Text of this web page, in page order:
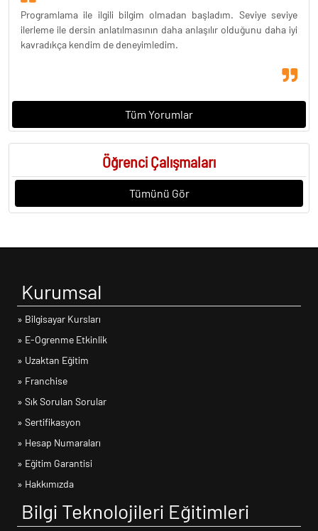
Programlama ile ilgili bilgim olmadan başladım. Seviye seviye
ilerleme ile dersin anlatılmasının daha anlaşılır olduğunu daha iyi
kavradıkça kendim de deneyimledim.
Tüm Yorumlar
Öğrenci Çalışmaları
Tümünü Gör
Kurumsal
» Bilgisayar Kursları
» E-Ogrenme Etkinlik
» Uzaktan Eğitim
» Franchise
» Sık Sorulan Sorular
» Sertifikasyon
» Hesap Numaraları
» Eğitim Garantisi
» Hakkımızda
Bilgi Teknolojileri Eğitimleri